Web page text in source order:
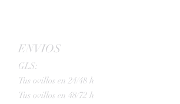
ENVIOS
GLS:
Tus ovillos en 24/48 h
Tus ovillos en 48/72 h